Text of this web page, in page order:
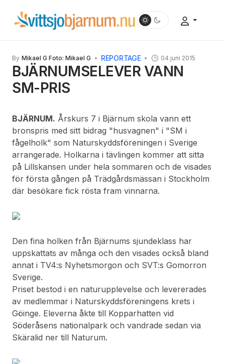
By Mikael G Foto: Mikael G REPORTAGE 04 juni 2015
BJÄRNUMSELEVER VANN
SM-PRIS
BJÄRNUM. Årskurs 7 i Bjärnum skola vann ett
bronspris med sitt bidrag "husvagnen" i "SM i
fågelholk" som Naturskyddsföreningen i Sverige
arrangerade. Holkarna i tävlingen kommer att sitta
på Lillskansen under hela sommaren och de visades
för första gången på Trädgårdsmässan i Stockholm
där besökare fick rösta fram vinnarna.
Den fina holken från Bjärnums sjundeklass har
uppskattats av många och den visades också bland
annat i TV4:s Nyhetsmorgon och SVT:s Gomorron
Sverige.
Priset bestod i en naturupplevelse och levererades
av medlemmar i Naturskyddsföreningens krets i
Göinge. Eleverna åkte till Kopparhatten vid
Söderåsens nationalpark och vandrade sedan via
Skäralid ner till Naturum.